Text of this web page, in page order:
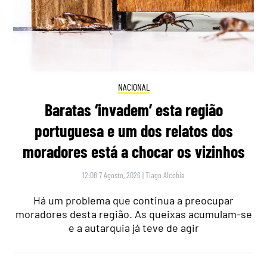
NACIONAL
Baratas ‘invadem’ esta região
portuguesa e um dos relatos dos
moradores está a chocar os vizinhos
12:08 7 Agosto, 2026 |Tiago Alcobia
Há um problema que continua a preocupar
moradores desta região. As queixas acumulam-se
e a autarquia já teve de agir